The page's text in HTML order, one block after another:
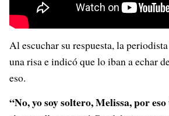
Al escuchar su respuesta, la
una risa e indicó que lo iban a echar
eso.
“No, yo soy soltero, Melissa, por